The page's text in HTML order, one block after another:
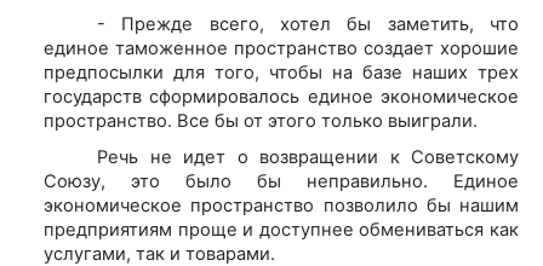
- Прежде всего, хотел бы заметить, что
единое таможенное пространство создает хорошие
предпосылки для того, чтобы на базе наших трех
государств сформировалось единое экономическое
пространство. Все бы от этого только выиграли.
Речь не идет о возвращении к Советскому
Союзу, это было бы неправильно. Единое
экономическое пространство позволило бы нашим
предприятиям проще и доступнее обмениваться как
услугами, так и товарами.